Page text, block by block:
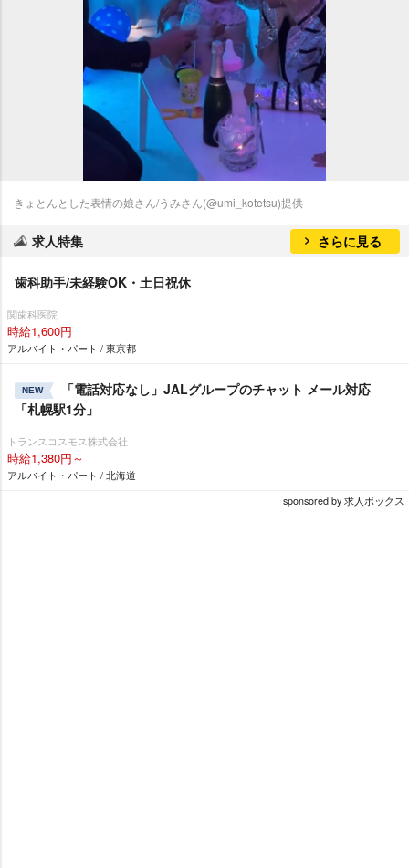
きょとんとした表情の娘さん/うみさん(@umi_kotetsu)提供
求人特集 さらに見る
歯科助手/未経験OK・土日祝休
関歯科医院
時給1,600円
アルバイト・パート / 東京都
NEW
「電話対応なし」JALグループのチャット メール対応
「札幌駅1分」
トランスコスモス株式会社
時給1,380円～
アルバイト・パート / 北海道
sponsored by 求人ボックス